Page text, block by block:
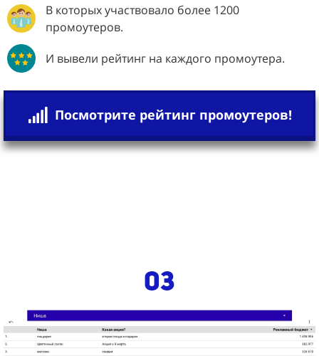
В которых участвовало более 1200
промоутеров.
И вывели рейтинг на каждого промоутера.
Посмотрите рейтинг промоутеров!
03